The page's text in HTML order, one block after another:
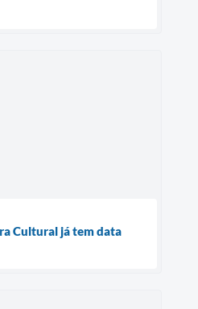
Cultural já tem data